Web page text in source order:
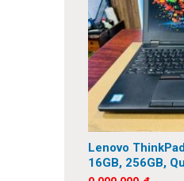
Lenovo
16GB, 256GB,
FHD)